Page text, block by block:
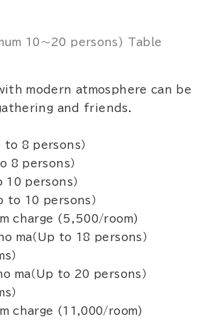
10～20 persons) Table
modern atmosphere can be
and friends.
to 8 persons）
8 persons）
10 persons）
to 10 persons）
charge (5,500/room)
ma（Up to 18 persons）
）
ma（Up to 20 persons）
）
charge (11,000/room)